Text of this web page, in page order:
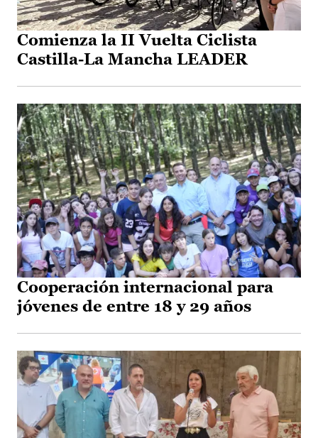
Comienza la II Vuelta Ciclista
Castilla-La Mancha LEADER
Cooperación internacional para
jóvenes de entre 18 y 29 años